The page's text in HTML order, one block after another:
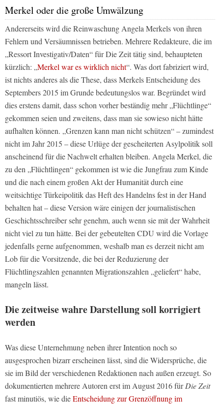
Merkel oder die große Umwälzung
Andererseits wird die Reinwaschung Angela Merkels von ihren
Fehlern und Versäumnissen betrieben. Mehrere Redakteure, die im
„Ressort Investigativ/Daten“ fürDie Zeittätig sind, behaupteten
kürzlich: „Merkel war es wirklich nicht“. Was dort fabriziert wird,
ist nichts anderes als die These, dass Merkels Entscheidung des
Septembers 2015 im Grunde bedeutungslos war. Begründet wird
dies erstens damit, dass schon vorher beständig mehr „Flüchtlinge“
gekommen seien und zweitens, dass man sie sowieso nicht hätte
aufhalten können. „Grenzen kann man nicht schützen“ – zumindest
nicht im Jahr 2015 – diese Urlüge der gescheiterten Asylpolitik soll
anscheinend für die Nachwelt erhalten bleiben. Angela Merkel, die
zu den „Flüchtlingen“ gekommen ist wie die Jungfrau zum Kinde
und die nach einem großen Akt der Humanität durch eine
weitsichtige Türkeipolitik das Heft des Handelns fest in der Hand
behalten hat – diese Version wäre einigen der journalistischen
Geschichtsschreiber sehr genehm, auch wenn sie mit der Wahrheit
nicht viel zu tun hätte. Bei der gebeutelten CDU wird die Vorlage
jedenfalls gerne aufgenommen, weshalb man es derzeit nicht am
Lob für die Vorsitzende, die bei der Reduzierung der
Flüchtlingszahlen genannten Migrationszahlen „geliefert“ habe,
mangeln lässt.
Die zeitweise wahre Darstellung soll korrigiert
werden
Was diese Unternehmung neben ihrer Intention noch so
ausgesprochen bizarr erscheinen lässt, sind die Widersprüche, die
sie im Bild der verschiedenen Redaktionen nach außen erzeugt. So
dokumentierten mehrere Autoren erst im August 2016 fürDie Zeit
fast minutiös, wie dieEntscheidung zur Grenzöffnung im